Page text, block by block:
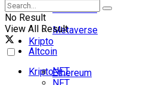
Blockchain
Metaverse
Altcoin
Ethereum
No Result
View All Result
Kripto
NFT
Kripto